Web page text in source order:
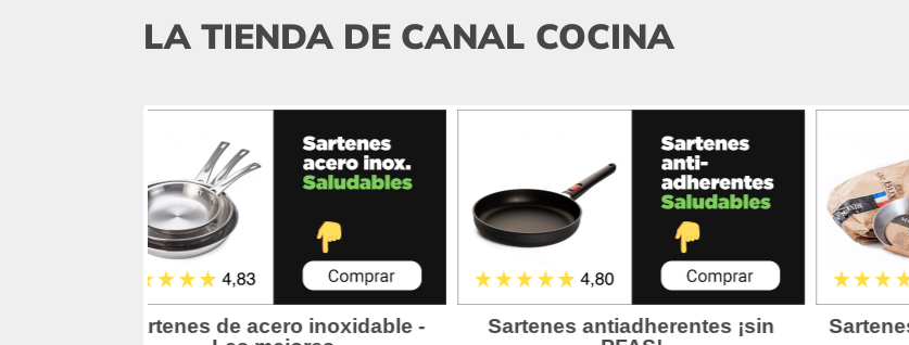
LA TIENDA DE CANAL COCINA